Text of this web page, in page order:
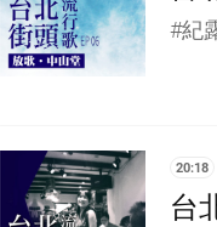
#紀
20:18
台